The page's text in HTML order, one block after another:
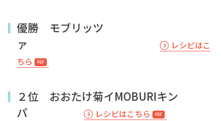
優勝 モブリッツ
ァ
レシピはこ
ちら
２位 おおたけ菊イMOBURIキン
パ
レシピはこちら